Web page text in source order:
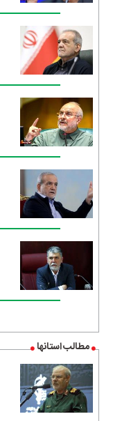
مطالب استانها